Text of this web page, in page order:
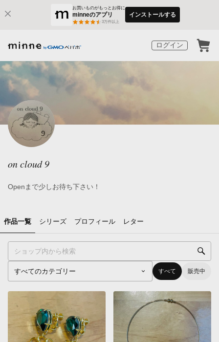
お買いものがもっとお得に
minneのアプリ
3万件以上
インストールする
ログイン
on cloud 9
Openまで少しお待ち下さい！
作品一覧 シリーズ プロフィール レター
すべて 販売中